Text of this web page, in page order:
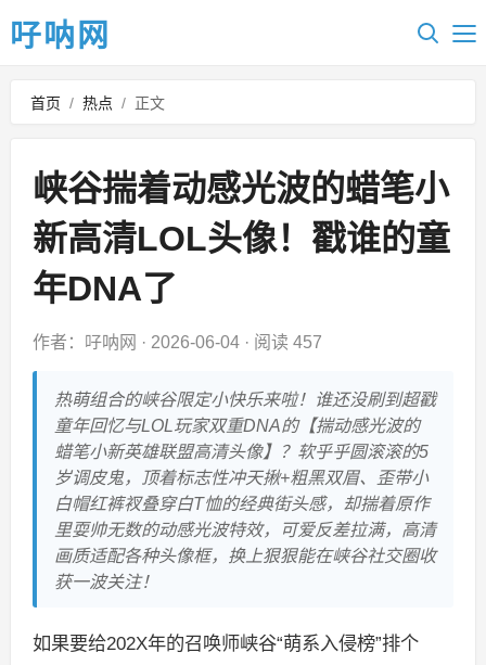
吇呐网
首页 / 热点 / 正文
峡谷揣着动感光波的蜡笔小
新高清LOL头像！戳谁的童
年DNA了
作者：吇呐网 · 2026-06-04· 阅读 457
热萌组合的峡谷限定小快乐来啦！谁还没刷到超戳
童年回忆与LOL玩家双重DNA的【揣动感光波的
蜡笔小新英雄联盟高清头像】？软乎乎圆滚滚的5
岁调皮鬼，顶着标志性冲天揪+粗黑双眉、歪带小
白帽红裤衩叠穿白T恤的经典街头感，却揣着原作
里耍帅无数的动感光波特效，可爱反差拉满，高清
画质适配各种头像框，换上狠狠能在峡谷社交圈收
获一波关注！
如果要给202X年的召唤师峡谷“萌系入侵榜”排个